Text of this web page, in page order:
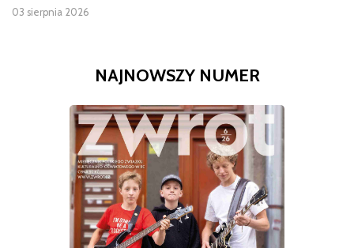
03 sierpnia 2026
NAJNOWSZY NUMER